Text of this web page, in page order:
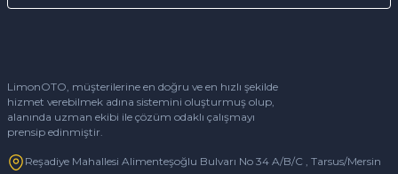
LimonOTO, müşterilerine en doğru ve en hızlı şekilde
hizmet verebilmek adına sistemini oluşturmuş olup,
alanında uzman ekibi ile çözüm odaklı çalışmayı
prensip edinmiştir.
Reşadiye Mahallesi Alimenteşoğlu Bulvarı No 34 A/B/C , Tarsus/Mersin